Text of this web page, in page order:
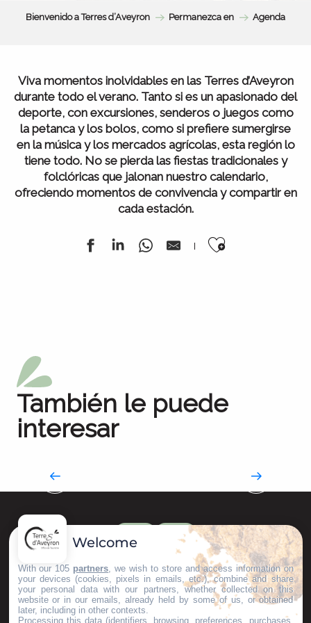
Bienvenido a Terres d’Aveyron Permanezca en Agenda
Viva momentos inolvidables en las Terres d’Aveyron
durante todo el verano. Tanto si es un apasionado del
deporte, con excursiones, senderos o juegos como
la petanca y los bolos, como si prefiere sumergirse
en la música y los mercados agrícolas, esta región lo
tiene todo. No se pierda las fiestas tradicionales y
folclóricas que jalonan nuestro calendario,
ofreciendo momentos de convivencia y compartir en
cada estación.
Ajouter
También le puede
interesarNuestras presas
Welcome
With our 105 partners , we wish to store and access information on
your devices (cookies, pixels in emails, etc.), combine and share
your personal data with our partners, whether collected on this
website or in our emails, already held by some of us, or obtained
later, including in other contexts.
Processing this data (identifiers, browsing, preferences, purchases,